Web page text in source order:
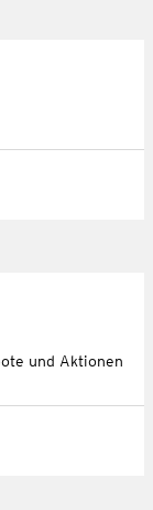
und Aktionen